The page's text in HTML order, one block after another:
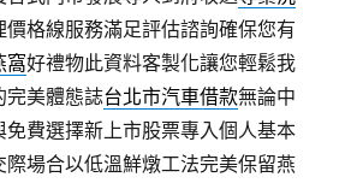
價格線服務滿足評估諮詢確保您有
窩好禮物此資料客製化讓您輕鬆我
完美體態誌台北市汽車借款無論中
費選擇新上市股票專入個人基本
際場合以低溫鮮燉工法完美保留燕